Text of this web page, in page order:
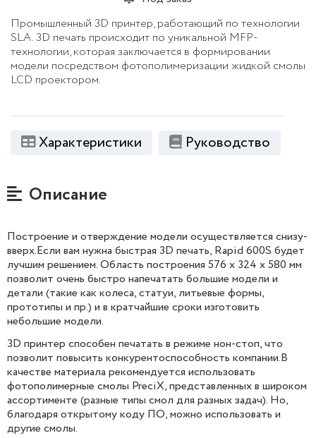
Промышленный 3D принтер, работающий по технологии
SLA. 3D печать происходит по уникальной MFP-
технологии, которая заключается в формировании
модели посредством фотополимеризации жидкой смолы
LCD проектором.
Характеристики Руководство
Описание
Построение и отверждение модели осуществляется снизу-
вверх.Если вам нужна быстрая 3D печать, Rapid 600S будет
лучшим решением. Область построения 576 x 324 x 580 мм
позволит очень быстро напечатать большие модели и
детали (такие как колеса, статуи, литьевые формы,
прототипы и пр.) и в кратчайшие сроки изготовить
небольшие модели.
3D принтер способен печатать в режиме нон-стоп, что
позволит повысить конкурентоспособность компании.В
качестве материала рекомендуется использовать
фотополимерные смолы PreciX, представленных в широком
ассортименте (разные типы смол для разных задач). Но,
благодаря открытому коду ПО, можно использовать и
другие смолы.